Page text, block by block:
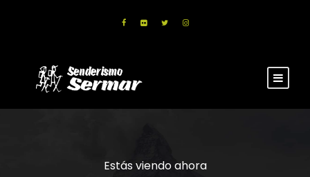
Estás viendo ahora